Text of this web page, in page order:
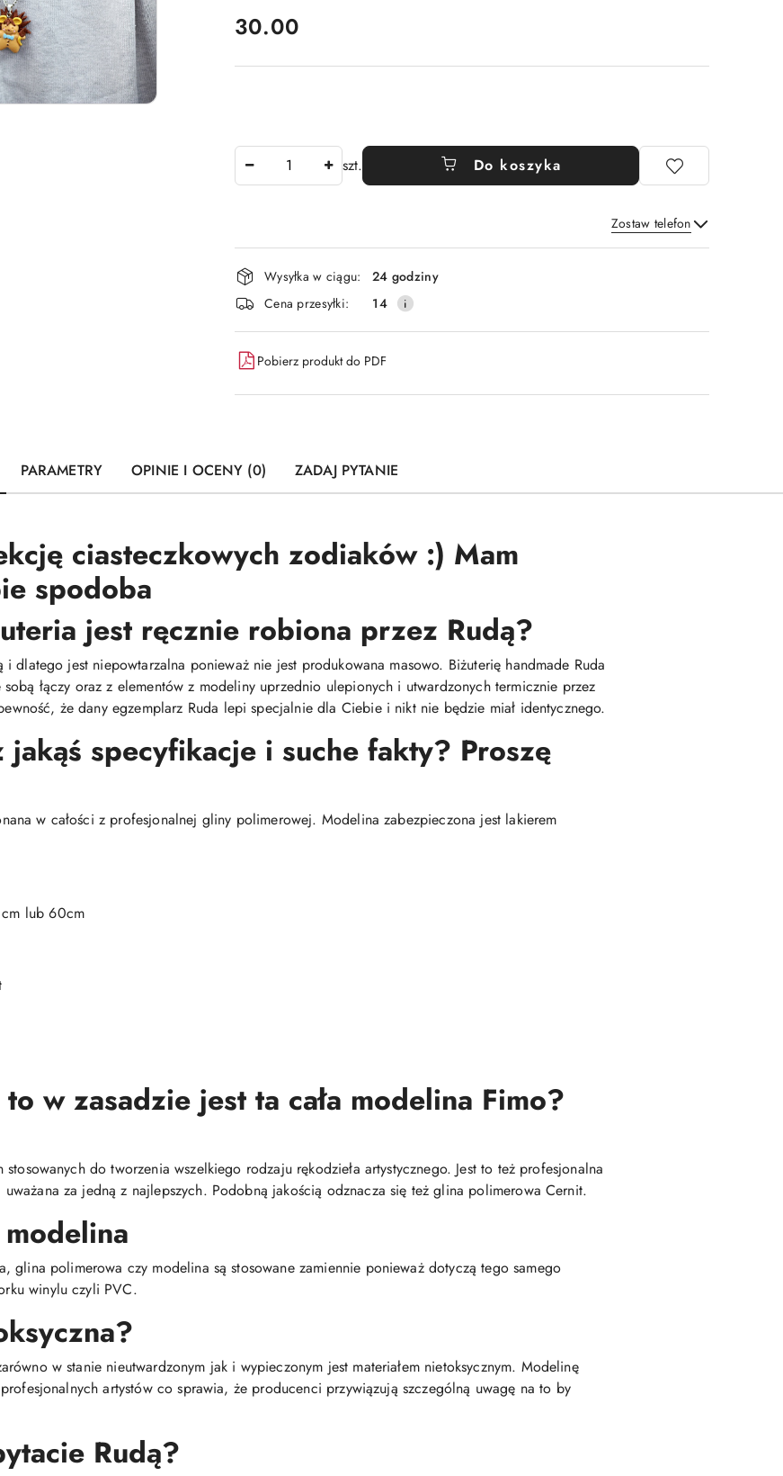
cena:
30.00
szt. Do koszyka
Zostaw telefon
Wyślij
Dostępność
i
dostawa
Wysyłka w ciągu:
24 godziny
Cena przesyłki:
14
Pobierz produkt do PDF
PARAMETRY OPINIE I OCENY (0) ZADAJ PYTANIE
ciasteczkowych zodiaków :) Mam
spodoba
jest ręcznie robiona przez Rudą?
dlatego jest niepowtarzalna ponieważ nie jest produkowana masowo. Biżuterię handmade Ruda
łączy oraz z elementów z modeliny uprzednio ulepionych i utwardzonych termicznie przez
że dany egzemplarz Ruda lepi specjalnie dla Ciebie i nikt nie będzie miał identycznego.
jakąś specyfikacje i suche fakty? Proszę
w całości z profesjonalnej gliny polimerowej. Modelina zabezpieczona jest lakierem
lub 60cm
w zasadzie jest ta cała modelina Fimo?
do tworzenia wszelkiego rodzaju rękodzieła artystycznego. Jest to też profesjonalna
za jedną z najlepszych. Podobną jakością odznacza się też glina polimerowa Cernit.
glina polimerowa czy modelina są stosowane zamiennie ponieważ dotyczą tego samego
winylu czyli PVC.
w stanie nieutwardzonym jak i wypieczonym jest materiałem nietoksycznym. Modelinę
artystów co sprawia, że producenci przywiązują szczególną uwagę na to by
Rudą?